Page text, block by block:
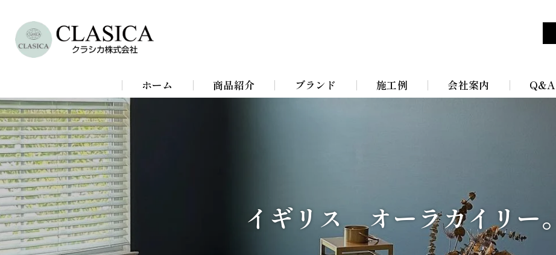
ホーム 商品紹介 ブランド
Toile De Jouy Lamps
施工例 会社案内 Q&A
イギリス オーラカイリー。